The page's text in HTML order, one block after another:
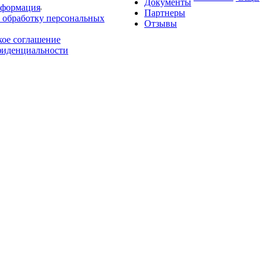
персональных
соглашение
Документы
Партнеры
Отзывы